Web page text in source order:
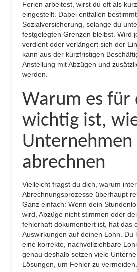
Ferien arbeitest, wirst du oft als
eingestellt. Dabei entfallen
Sozialversicherung, solange du
festgelegten Grenzen bleibst. Wird
verdient oder verlängert sich der
kann aus der kurzfristigen
Anstellung mit Abzügen und
werden.
Warum es für
wichtig ist,
Unternehmen
abrechnen
Vielleicht fragst du dich, warum
Abrechnungsprozesse überhaupt
Ganz einfach: Wenn dein
wird, Abzüge nicht stimmen oder
fehlerhaft dokumentiert ist, hat das
Auswirkungen auf deinen Lohn. Du
eine korrekte, nachvollziehbare
genau deshalb setzen viele
Lösungen, um Fehler zu vermeiden.